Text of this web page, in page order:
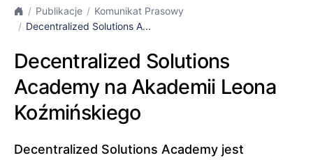
Publikacje
Komunikat Prasowy
Decentralized Solutions A...
Decentralized Solutions
Academy na Akademii Leona
Koźmińskiego
Decentralized Solutions Academy jest